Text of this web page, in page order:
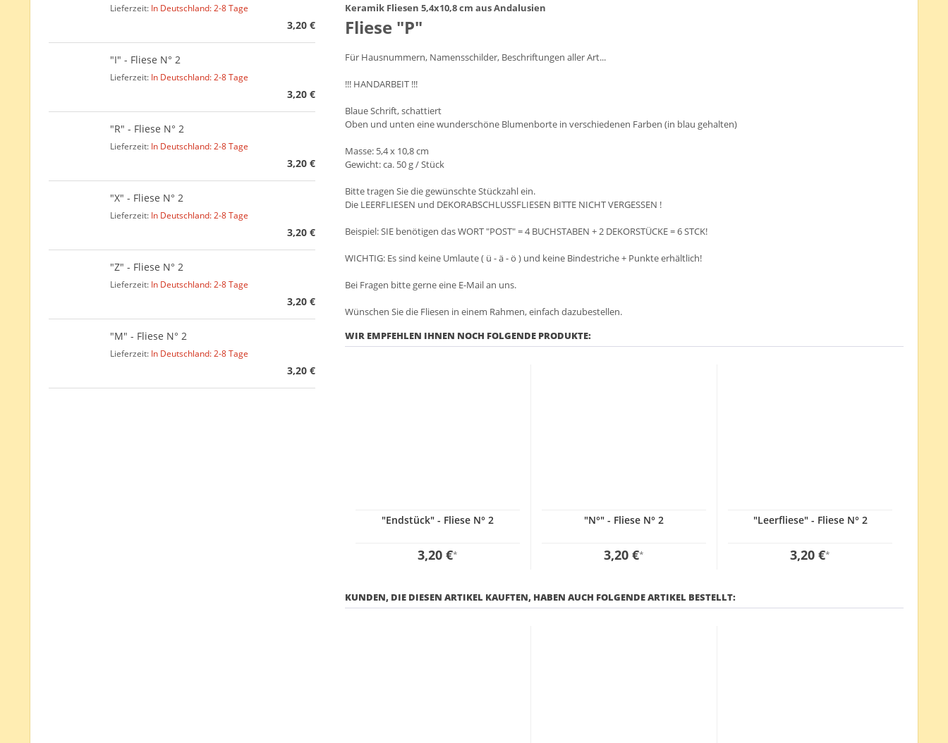
Keramik Fliesen 5,4x10,8 cm aus Andalusien
Fliese "P"
Für Hausnummern, Namensschilder, Beschriftungen aller Art...
!!! HANDARBEIT !!!
Blaue Schrift, schattiert
Oben und unten eine wunderschöne Blumenborte in verschiedenen Farben (in blau gehalten)
Masse: 5,4 x 10,8 cm
Gewicht: ca. 50 g / Stück
Bitte tragen Sie die gewünschte Stückzahl ein.
Die LEERFLIESEN und DEKORABSCHLUSSFLIESEN BITTE NICHT VERGESSEN !
Beispiel: SIE benötigen das WORT "POST" = 4 BUCHSTABEN + 2 DEKORSTÜCKE = 6 STCK!
WICHTIG: Es sind keine Umlaute ( ü - ä - ö ) und keine Bindestriche + Punkte erhältlich!
Bei Fragen bitte gerne eine E-Mail an uns.
Wünschen Sie die Fliesen in einem Rahmen, einfach dazubestellen.
WIR EMPFEHLEN IHNEN NOCH FOLGENDE PRODUKTE:
"Endstück" - Fliese N° 2
3,20 €*
"N°" - Fliese N° 2
3,20 €*
"Leerfliese" - Fliese N° 2
3,20 €*
KUNDEN, DIE DIESEN ARTIKEL KAUFTEN, HABEN AUCH FOLGENDE ARTIKEL BESTELLT:
Lieferzeit: In Deutschland: 2-8 Tage
3,20 €
"I" - Fliese N° 2
Lieferzeit: In Deutschland: 2-8 Tage
3,20 €
"R" - Fliese N° 2
Lieferzeit: In Deutschland: 2-8 Tage
3,20 €
"X" - Fliese N° 2
Lieferzeit: In Deutschland: 2-8 Tage
3,20 €
"Z" - Fliese N° 2
Lieferzeit: In Deutschland: 2-8 Tage
3,20 €
"M" - Fliese N° 2
Lieferzeit: In Deutschland: 2-8 Tage
3,20 €